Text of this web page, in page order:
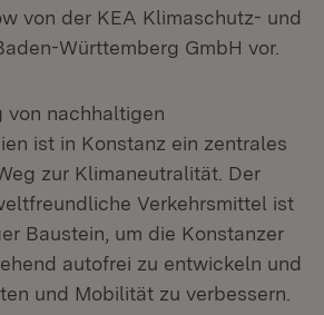
von der KEA Klimaschutz- und
Württemberg GmbH vor.
von nachhaltigen
ist in Konstanz ein zentrales
zur Klimaneutralität. Der
Verkehrsmittel ist
Baustein, um die Konstanzer
autofrei zu entwickeln und
und Mobilität zu verbessern.